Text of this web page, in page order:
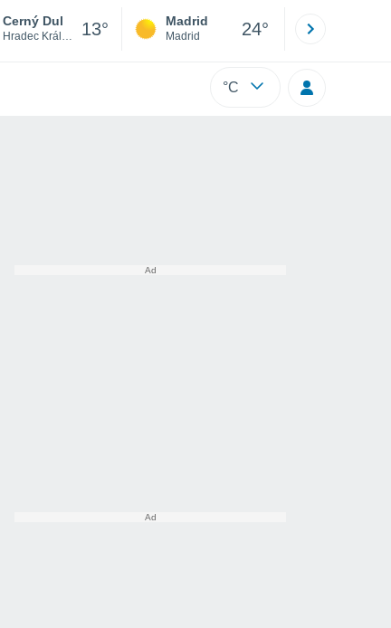
Cerný Dul
Hradec Králové 13° Madrid
Madrid 24°
°C